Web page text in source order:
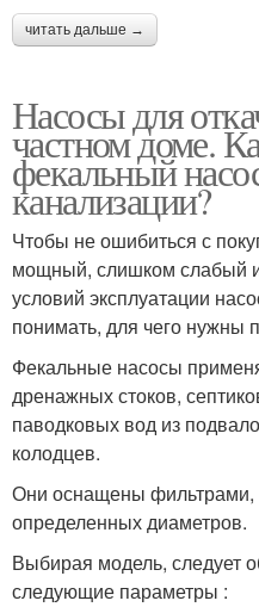
читать дальше →
Насосы для
частном доме.
фекальный
канализации?
Чтобы не ошибиться с
мощный, слишком слабый
условий эксплуатации
понимать, для чего нужны
Фекальные насосы
дренажных стоков,
паводковых вод из
колодцев.
Они оснащены
определенных диаметров.
Выбирая модель, следует
следующие параметры :